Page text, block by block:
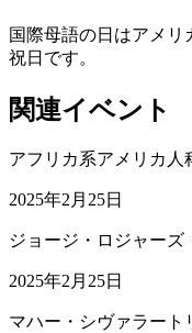
国際母語の日はアメリ
祝日です。
関連イベント
アフリカ系アメリカ人
2025年2月25日
ジョージ・ロジャーズ
2025年2月25日
マハー・シヴァラート